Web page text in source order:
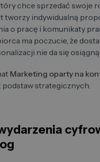
chce sprzedać swoje
tworzy indywidualną
o pracę i komunikaty
ma poczucie, że
nie da się
Marketing oparty na
strategicznych.